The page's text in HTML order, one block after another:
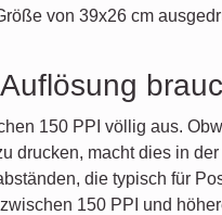
von 39x26 cm
150 PPI völlig aus.
drucken, macht dies in
die typisch für
150 PPI und